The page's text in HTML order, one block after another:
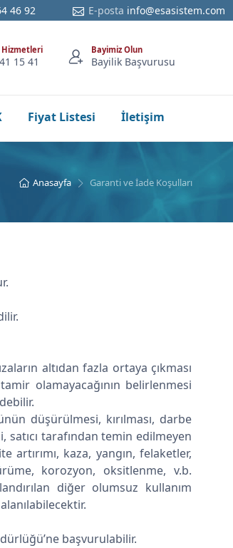
46 92 E-posta info@esasistem.com
15 41
Bayimiz Olun
Bayilik Başvurusu
Fiyat Listesi İletişim
Anasayfa Garanti ve İade Koşulları
altıdan fazla ortaya çıkması
olamayacağının belirlenmesi
düşürülmesi, kırılması, darbe
tarafından temin edilmeyen
kaza, yangın, felaketler,
korozyon, oksitlenme, v.b.
diğer olumsuz kullanım
başvurulabilir.